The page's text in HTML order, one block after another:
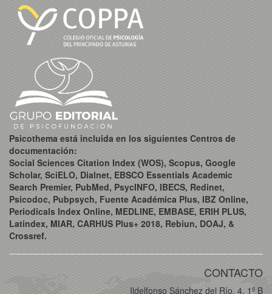
Psicothema está incluida en los siguientes Centros de
documentación:
Social Sciences Citation Index (WOS), Scopus, Google
Scholar, SciELO, Dialnet, EBSCO Essentials Academic
Search Premier, PubMed, PsycINFO, IBECS, Redinet,
Psicodoc, Pubpsych, Fuente Académica Plus, IBZ Online,
Periodicals Index Online, MEDLINE, EMBASE, ERIH PLUS,
Latindex, MIAR, CARHUS Plus+ 2018, Rebiun, DOAJ, &
Crossref.
CONTACTO
Ildelfonso Sánchez del Río, 4, 1º B